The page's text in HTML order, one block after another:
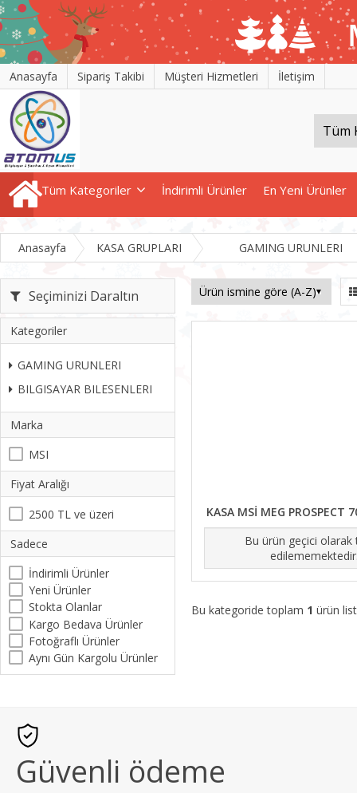
Anasayfa Sipariş Takibi Müşteri Hizmetleri İletişim
Tüm Kategoriler İndirimli Ürünler En Yeni Ürünler
Anasayfa KASA GRUPLARI GAMING URUNLERI
Seçiminizi Daraltın
Kategoriler
GAMING URUNLERI
BILGISAYAR BILESENLERI
Marka
MSI
Fiyat Aralığı
2500 TL ve üzeri
Sadece
İndirimli Ürünler
Yeni Ürünler
Stokta Olanlar
Kargo Bedava Ürünler
Fotoğraflı Ürünler
Aynı Gün Kargolu Ürünler
KASA MSİ MEG PROSPECT
Bu ürün geçici olarak
Bu kategoride toplam 1 ürün
Güvenli ödeme